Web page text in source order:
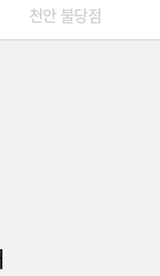
천안 불당점